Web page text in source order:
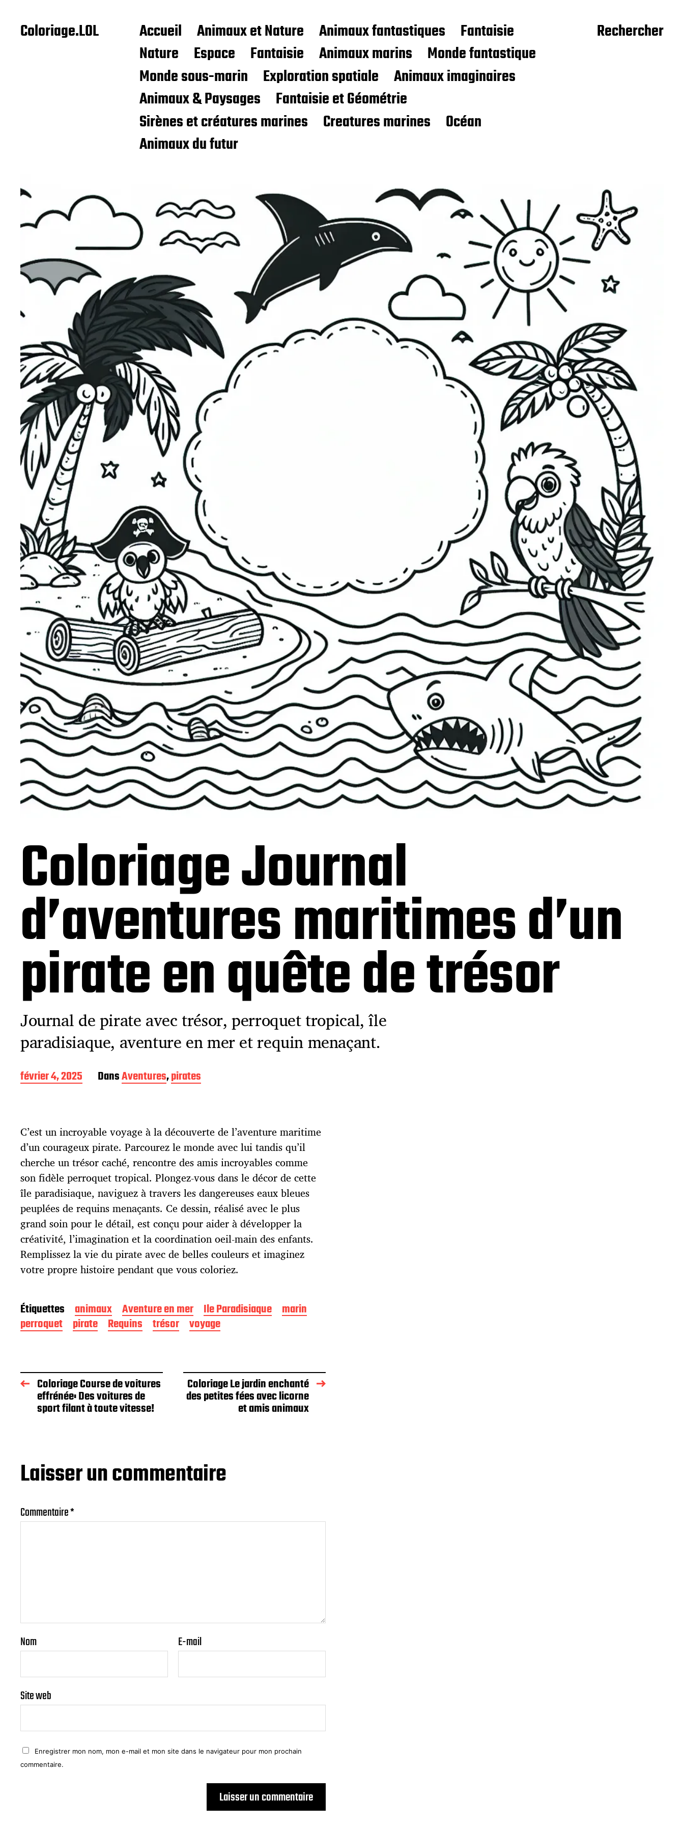
Coloriage.LOL Accueil Animaux et Nature Animaux fantastiques
Fantaisie
Nature
Espace Fantaisie Animaux marins
Monde fantastique
Monde sous-marin
Exploration spatiale
Animaux imaginaires
Animaux & Paysages
Fantaisie et Géométrie
Sirènes et créatures marines
Creatures marines
Océan
Animaux du futur
Rechercher
Coloriage Journal
d’aventures maritimes d’un
pirate en quête de trésor
Journal de pirate avec trésor, perroquet tropical, île
paradisiaque, aventure en mer et requin menaçant.
D
a
e
p
u
b
l
i
c
a
t
i
o
n
février 4, 2025 DansAventures,pirates
C’est un incroyable voyage à la découverte de l’aventure maritime
d’un courageux pirate. Parcourez le monde avec lui tandis qu’il
cherche un trésor caché, rencontre des amis incroyables comme
son fidèle perroquet tropical. Plongez-vous dans le décor de cette
île paradisiaque, naviguez à travers les dangereuses eaux bleues
peuplées de requins menaçants. Ce dessin, réalisé avec le plus
grand soin pour le détail, est conçu pour aider à développer la
créativité, l’imagination et la coordination oeil-main des enfants.
Remplissez la vie du pirate avec de belles couleurs et imaginez
votre propre histoire pendant que vous coloriez.
Étiquettes animaux Aventure en mer Ile Paradisiaque
marin
perroquet
pirate Requins trésor voyage
Coloriage Course de voitures
effrénée: Des voitures de
sport filant à toute vitesse!
Coloriage Le jardin enchanté
des petites fées avec licorne
et amis animaux
Laisser un commentaire
Commentaire*
Nom E-mail
Site web
Enregistrer mon nom, mon e-mail et mon site dans le navigateur pour mon prochain
commentaire.